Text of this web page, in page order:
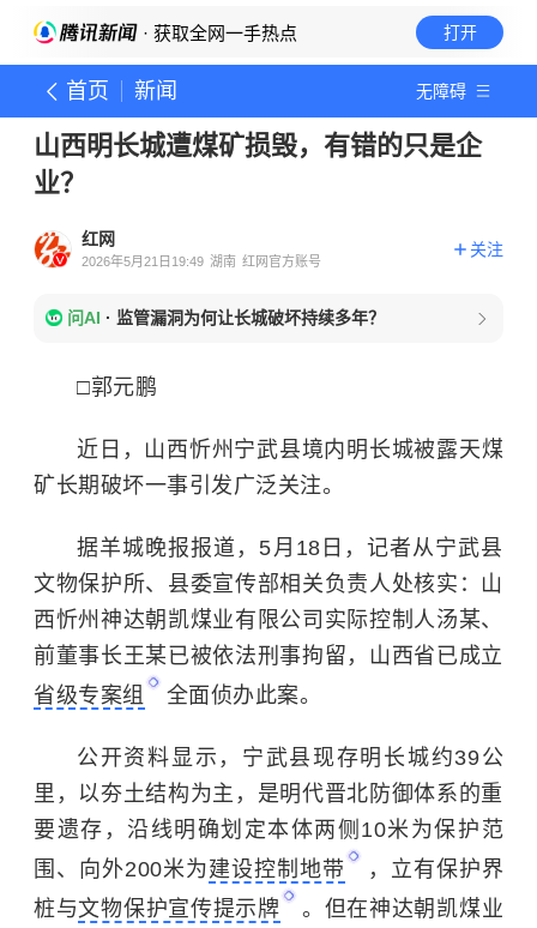
· 获取全网一手热点 打开
首页 新闻 无障碍
山西明长城遭煤矿损毁，有错的只是企
业？
红网
2026年5月21日19:49 湖南 红网官方账号
关注
问AI · 监管漏洞为何让长城破坏持续多年？
□郭元鹏
近日，山西忻州宁武县境内明长城被露天煤
矿长期破坏一事引发广泛关注。
据羊城晚报报道，5月18日，记者从宁武县
文物保护所、县委宣传部相关负责人处核实：山
西忻州神达朝凯煤业有限公司实际控制人汤某、
前董事长王某已被依法刑事拘留，山西省已成立
省级专案组
全面侦办此案。
公开资料显示，宁武县现存明长城约39公
里，以夯土结构为主，是明代晋北防御体系的重
要遗存，沿线明确划定本体两侧10米为保护范
围、向外200米为建设控制地带
，立有保护界
桩与文物保护宣传提示牌
。但在神达朝凯煤业